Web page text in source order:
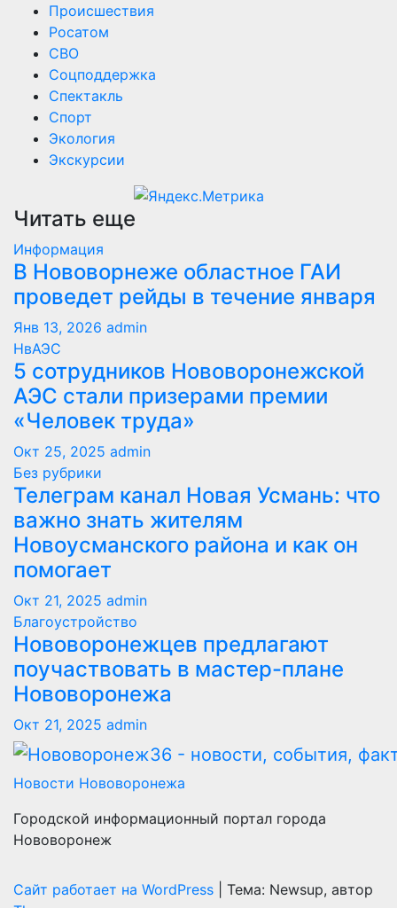
Происшествия
Росатом
СВО
Соцподдержка
Спектакль
Спорт
Экология
Экскурсии
Читать еще
Информация
В Нововорнеже областное ГАИ
проведет рейды в течение января
Янв 13, 2026 admin
НвАЭС
5 сотрудников Нововоронежской
АЭС стали призерами премии
«Человек труда»
Окт 25, 2025 admin
Без рубрики
Телеграм канал Новая Усмань: что
важно знать жителям
Новоусманского района и как он
помогает
Окт 21, 2025 admin
Благоустройство
Нововоронежцев предлагают
поучаствовать в мастер-плане
Нововоронежа
Окт 21, 2025 admin
Новости Нововоронежа
Городской информационный портал города
Нововоронеж
Сайт работает на WordPress
Тема: Newsup, автор